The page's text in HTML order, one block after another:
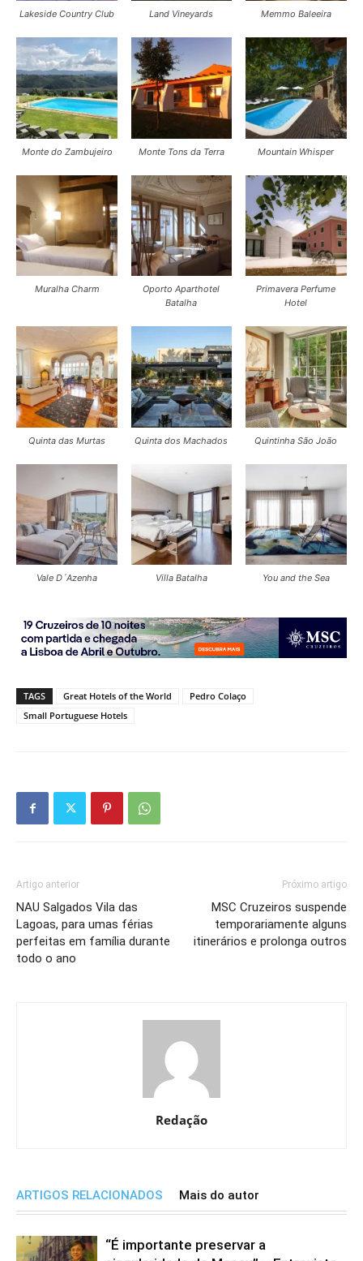
Lakeside Country Club Land Vineyards Memmo Baleeira
Monte do Zambujeiro Monte Tons da Terra Mountain Whisper
Muralha Charm
Oporto Aparthotel
Batalha
Primavera Perfume
Hotel
Quinta das Murtas Quinta dos Machados Quintinha São João
Vale D´Azenha Villa Batalha You and the Sea
TAGS Great Hotels of the World
Pedro Colaço
Small Portuguese Hotels
Artigo anterior
NAU Salgados Vila das
Lagoas, para umas férias
perfeitas em família durante
todo o ano
Próximo artigo
MSC Cruzeiros suspende
temporariamente alguns
itinerários e prolonga outros
Redação
ARTIGOS RELACIONADOS Mais do autor
“É importante preservar a